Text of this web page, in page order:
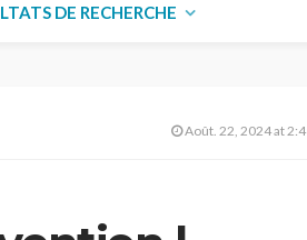
DE RECHERCHE
Août. 22, 2024 at